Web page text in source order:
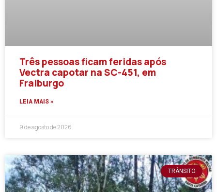
Três pessoas ficam feridas após
Vectra capotar na SC-451, em
Fraiburgo
LEIA MAIS »
9 de agosto de 2026
TRÂNSITO